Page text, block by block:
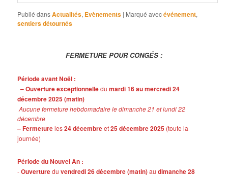
Publié dansActualités, Evènements | Marqué avecévénement,
sentiers détournés
FERMETURE POUR CONGÉS :
Période avant Noël :
– Ouverture exceptionnelledumardi 16 au mercredi 24
décembre 2025 (matin)
Aucune fermeture hebdomadaire le dimanche 21 et lundi 22
décembre
– Fermetureles24 décembreet25 décembre 2025 (toute la
journée)
Période du Nouvel An :
-Ouvertureduvendredi 26 décembre (matin)audimanche 28